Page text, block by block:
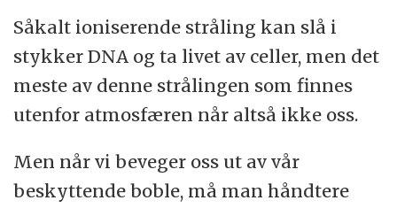
Såkalt ioniserende stråling kan slå i
stykker DNA og ta livet av celler, men det
meste av denne strålingen som finnes
utenfor atmosfæren når altså ikke oss.
Men når vi beveger oss ut av vår
beskyttende boble, må man håndtere